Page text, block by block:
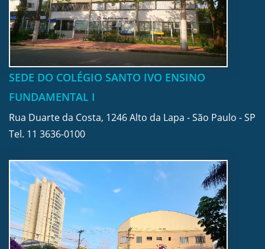
SEDE DO COLÉGIO SANTO IVO ENSINO
FUNDAMENTAL I
Rua Duarte da Costa, 1246 Alto da Lapa - São Paulo - SP
Tel. 11 3636-0100